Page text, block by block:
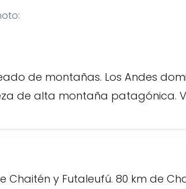
de montañas. Los Andes
de alta montaña patagónica.
y Futaleufú. 80 km de